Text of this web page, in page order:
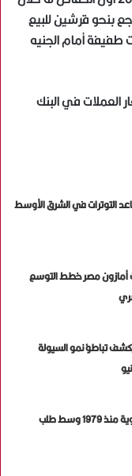
بنحو قرشين للبيع
طفيفة أمام الجنيه
العملات في البنك
7% مع تصاعد التوترات في الشرق الأوسط
أمازون مصر خطط التوسع
يكشف تباطؤ نمو السيولة
الذهب يسجل أكبر مكاسب سنوية منذ 1979 وسط طلب